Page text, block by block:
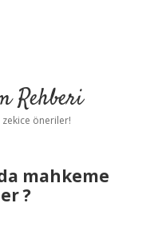
Rehberi
zekice öneriler!
mahkeme
?